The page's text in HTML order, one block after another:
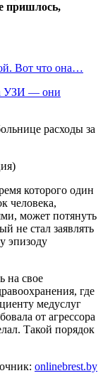
пришлось,
Вот что она…
УЗИ — они
которого один
человека,
может потянуть
не стал заявлять
эпизоду
на свое
где
медуслуг
от агрессора
Такой порядок
onlinebrest.by